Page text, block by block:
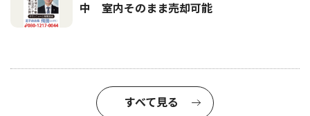
中 室内そのまま売却可能
すべて見る